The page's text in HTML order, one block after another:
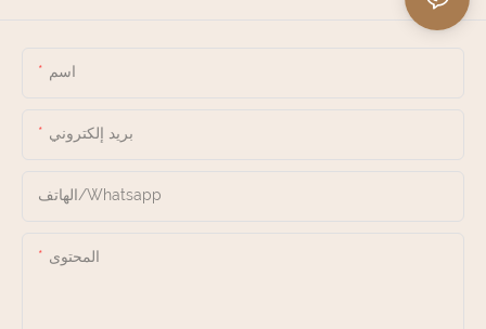
اسم
بريد إلكتروني
الهاتف/whatsapp
المحتوى